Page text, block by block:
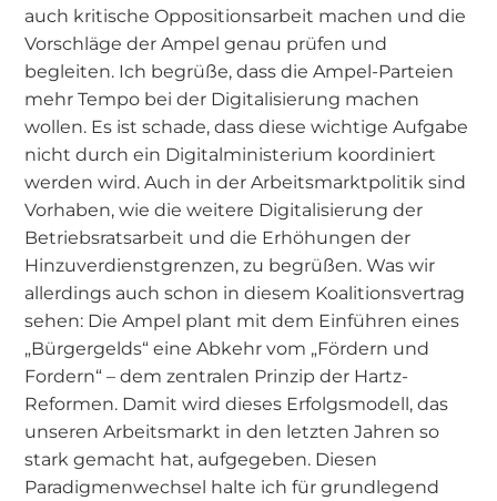
auch kritische Oppositionsarbeit machen und die
Vorschläge der Ampel genau prüfen und
begleiten. Ich begrüße, dass die Ampel-Parteien
mehr Tempo bei der Digitalisierung machen
wollen. Es ist schade, dass diese wichtige Aufgabe
nicht durch ein Digitalministerium koordiniert
werden wird. Auch in der Arbeitsmarktpolitik sind
Vorhaben, wie die weitere Digitalisierung der
Betriebsratsarbeit und die Erhöhungen der
Hinzuverdienstgrenzen, zu begrüßen. Was wir
allerdings auch schon in diesem Koalitionsvertrag
sehen: Die Ampel plant mit dem Einführen eines
„Bürgergelds“ eine Abkehr vom „Fördern und
Fordern“ – dem zentralen Prinzip der Hartz-
Reformen. Damit wird dieses Erfolgsmodell, das
unseren Arbeitsmarkt in den letzten Jahren so
stark gemacht hat, aufgegeben. Diesen
Paradigmenwechsel halte ich für grundlegend